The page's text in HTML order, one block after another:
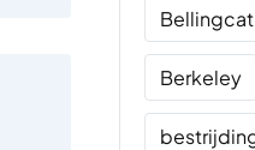
Bellingcat
Berkeley